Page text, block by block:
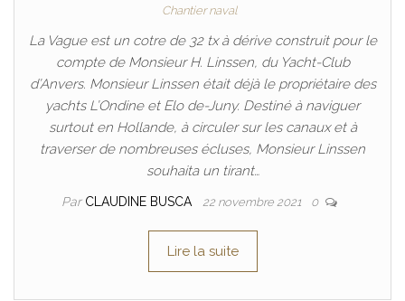
Chantier naval
La Vague est un cotre de 32 tx à dérive construit pour le
compte de Monsieur H. Linssen, du Yacht-Club
d’Anvers. Monsieur Linssen était déjà le propriétaire des
yachts L’Ondine et Elo de-Juny. Destiné à naviguer
surtout en Hollande, à circuler sur les canaux et à
traverser de nombreuses écluses, Monsieur Linssen
souhaita un tirant…
Par CLAUDINE BUSCA 22 novembre 2021 0
Lire la suite